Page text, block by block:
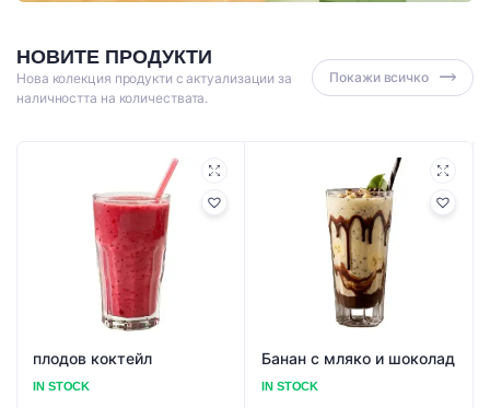
НОВИТЕ ПРОДУКТИ
Нова колекция продукти с актуализации за
наличността на количествата.
Покажи всичко
плодов коктейл
IN STOCK
Банан с мляко и шоколад
IN STOCK